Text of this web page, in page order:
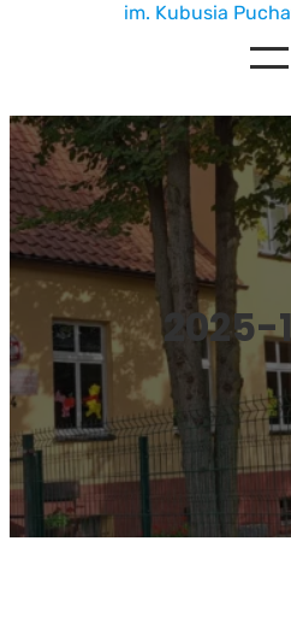
im. Kubusia
2025-